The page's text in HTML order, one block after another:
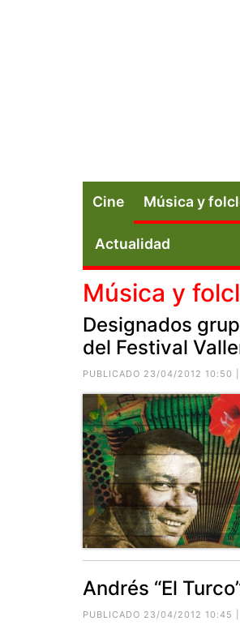
Cine Música y
Actualidad
Música y
Designados
del Festival
PUBLICADO 23/04/2012 10:50 |
Andrés “El
PUBLICADO 23/04/2012 10:45 |